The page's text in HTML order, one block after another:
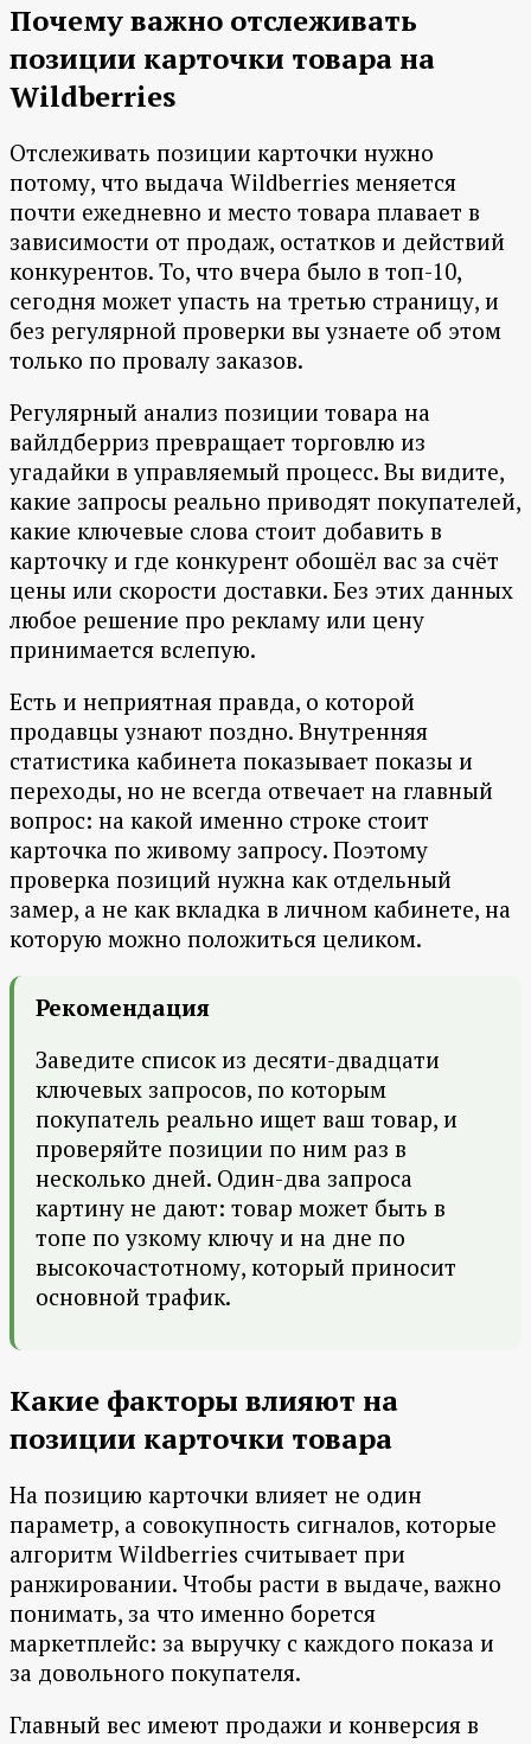
Почему важно отслеживать
позиции карточки товара на
Wildberries
Отслеживать позиции карточки нужно
потому, что выдача Wildberries меняется
почти ежедневно и место товара плавает в
зависимости от продаж, остатков и действий
конкурентов. То, что вчера было в топ-10,
сегодня может упасть на третью страницу, и
без регулярной проверки вы узнаете об этом
только по провалу заказов.
Регулярный анализ позиции товара на
вайлдберриз превращает торговлю из
угадайки в управляемый процесс. Вы видите,
какие запросы реально приводят покупателей,
какие ключевые слова стоит добавить в
карточку и где конкурент обошёл вас за счёт
цены или скорости доставки. Без этих данных
любое решение про рекламу или цену
принимается вслепую.
Есть и неприятная правда, о которой
продавцы узнают поздно. Внутренняя
статистика кабинета показывает показы и
переходы, но не всегда отвечает на главный
вопрос: на какой именно строке стоит
карточка по живому запросу. Поэтому
проверка позиций нужна как отдельный
замер, а не как вкладка в личном кабинете, на
которую можно положиться целиком.
Рекомендация
Заведите список из десяти-двадцати
ключевых запросов, по которым
покупатель реально ищет ваш товар, и
проверяйте позиции по ним раз в
несколько дней. Один-два запроса
картину не дают: товар может быть в
топе по узкому ключу и на дне по
высокочастотному, который приносит
основной трафик.
Какие факторы влияют на
позиции карточки товара
На позицию карточки влияет не один
параметр, а совокупность сигналов, которые
алгоритм Wildberries считывает при
ранжировании. Чтобы расти в выдаче, важно
понимать, за что именно борется
маркетплейс: за выручку с каждого показа и
за довольного покупателя.
Главный вес имеют продажи и конверсия в